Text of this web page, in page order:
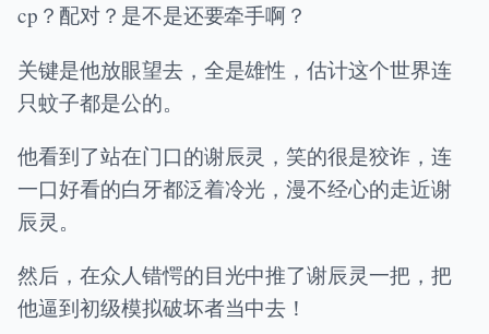
cp？配对？是不是还要牵手啊？
关键是他放眼望去，全是雄性，估计这个世界连
只蚊子都是公的。
他看到了站在门口的谢辰灵，笑的很是狡诈，连
一口好看的白牙都泛着冷光，漫不经心的走近谢
辰灵。
然后，在众人错愕的目光中推了谢辰灵一把，把
他逼到初级模拟破坏者当中去！